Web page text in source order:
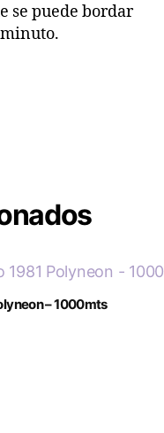
se puede bordar
– 1000mts